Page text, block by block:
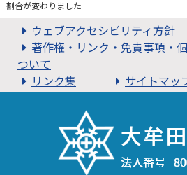
割合が変わりました
ウェブアクセシビリティ方針
著作権・リンク・免責事項・
ついて
リンク集
サイトマッ